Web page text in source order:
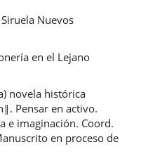
Siruela Nuevos
en el Lejano
novela histórica
Pensar en activo.
e imaginación. Coord.
en proceso de